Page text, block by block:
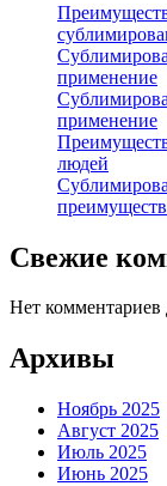
применение
применение
людей
Свежие
Нет комментариев
Архивы
Ноябрь 2025
Август 2025
Июль 2025
Июнь 2025